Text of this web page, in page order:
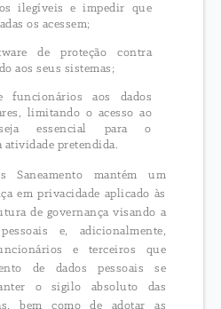
ilegíveis e impedir que
os acessem;
de proteção contra
aos seus sistemas;
funcionários aos dados
limitando o acesso ao
essencial para o
pretendida.
Saneamento mantém um
em privacidade aplicado às
de governança visando a
e, adicionalmente,
e terceiros que
de dados pessoais se
o sigilo absoluto das
bem como de adotar as